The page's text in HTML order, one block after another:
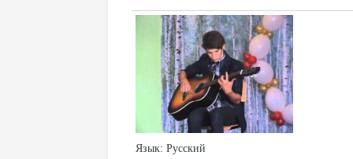
Язык: Русский